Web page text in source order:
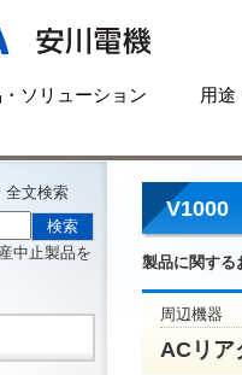
ソリューション 用途
V1000
製品に関する
周辺機器
ACリア
全文検索
中止製品を